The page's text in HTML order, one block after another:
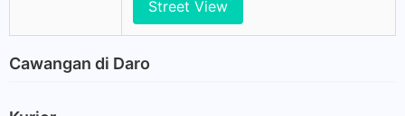
Street View
Cawangan di Daro